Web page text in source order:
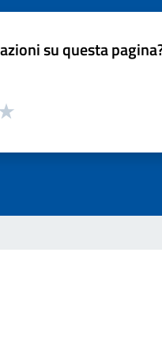
su questa